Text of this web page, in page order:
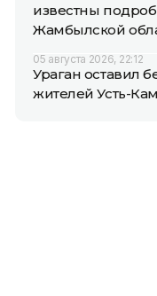
известны
Жамбылской
05 августа 2026, 22:12
Ураган оставил
жителей Усть-